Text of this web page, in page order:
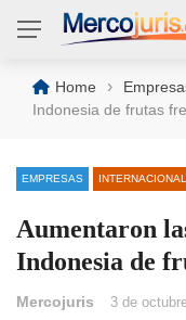
Home ›
Indonesia de frutas
EMPRESAS INTERNACIONAL
Aumentaron
Indonesia de
Mercojuris 3 de